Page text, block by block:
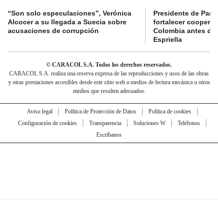
“Son solo especulaciones”, Verónica
Alcocer a su llegada a Suecia sobre
acusaciones de corrupción
Presidente de
fortalecer
Colombia antes de
Espriella
© CARACOL S.A. Todos los derechos reservados.
CARACOL S.A. realiza una reserva expresa de las reproducciones y usos de las obras
y otras prestaciones accesibles desde este sitio web a medios de lectura mecánica u otros
medios que resulten adecuados.
Aviso legal Política de Protección de Datos
Política de cookies
Configuración de cookies
Transparencia Soluciones W
Teléfonos
Escríbanos